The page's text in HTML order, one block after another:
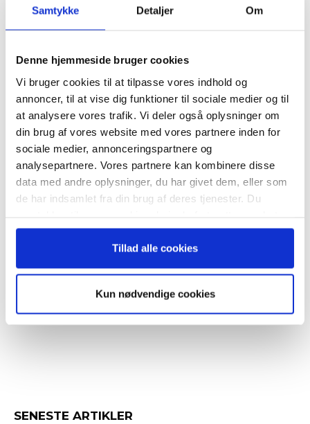
Samtykke Detaljer Om
Denne hjemmeside bruger cookies
Vi bruger cookies til at tilpasse vores indhold og
annoncer, til at vise dig funktioner til sociale medier og til
at analysere vores trafik. Vi deler også oplysninger om
din brug af vores website med vores partnere inden for
sociale medier, annonceringspartnere og
analysepartnere. Vores partnere kan kombinere disse
data med andre oplysninger, du har givet dem, eller som
de har indsamlet fra din brug af deres tjenester. Du
anvende vores hjemmeside.
Tillad alle cookies
Kun nødvendige cookies
TAGS Diversitet Fremhævet på ugebrev.dk
inklusion
mangfoldighed
RELATEREDE ARTIKLER
Guide: Seks regler for
succesfuld succession
Hvornår er det tid til at slå op
SENESTE ARTIKLER
Tilmeld dig vores
nyhedsbrev
– og modtag Ole Borchs bog
“Succes i en dansk bestyrelse”
Bestyrelsesguidens ugentlige nyhedsbrev samt
Tilmeld